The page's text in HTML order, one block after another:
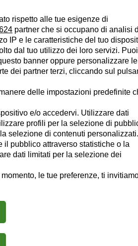
SEGUI
ed attualmente sono uno studente
libero e senza impegno, in particolare
Canali
investimenti in modo
rispetto alle tue esigenze di
partner che si occupano di analisi
IP e le caratteristiche del tuo
dal tuo utilizzo dei loro servizi. Puoi
banner oppure personalizzare
dei partner terzi, cliccando sul
delle impostazioni predefinite
e/o accedervi. Utilizzare dati
profili per la selezione di
selezione di contenuti personalizzati.
il pubblico attraverso statistiche o la
dati limitati per la selezione dei
le tue preferenze, ti